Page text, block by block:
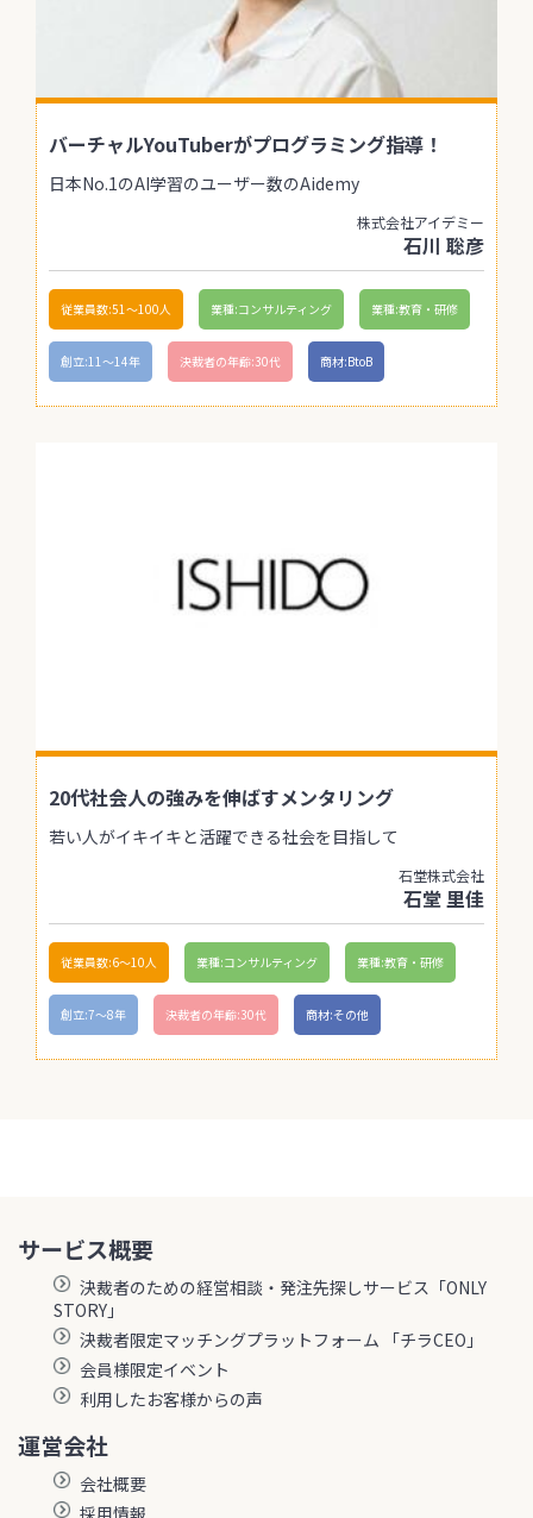
バーチャルYouTuberがプログラミング指導！
日本No.1のAI学習のユーザー数のAidemy
株式会社アイデミー
石川 聡彦
従業員数:51〜100人 業種:コンサルティング 業種:教育・研修
創立:11〜14年 決裁者の年齢:30代 商材:BtoB
20代社会人の強みを伸ばすメンタリング
若い人がイキイキと活躍できる社会を目指して
石堂株式会社
石堂 里佳
従業員数:6～10人 業種:コンサルティング 業種:教育・研修
創立:7〜8年 決裁者の年齢:30代 商材:その他
サービス概要
決裁者のための経営相談・発注先探しサービス「ONLY
STORY」
決裁者限定マッチングプラットフォーム 「チラCEO」
会員様限定イベント
利用したお客様からの声
運営会社
会社概要
採用情報